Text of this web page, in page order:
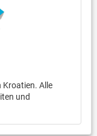
Kroatien. Alle
und